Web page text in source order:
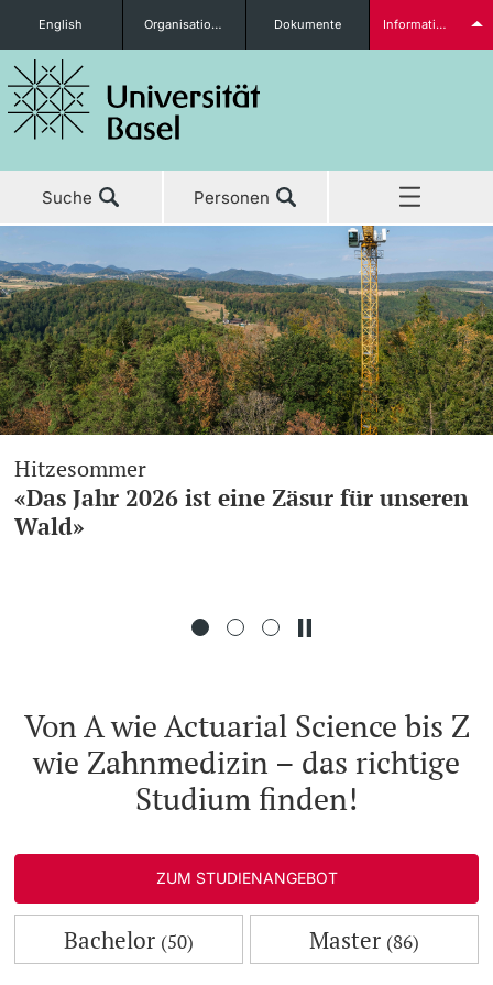
Studieninteressierte
weitere Informationen
Studierende
Fördernde & Alumni
English Organisationseinheiten Dokumente Informationen für...
Suche Personen
Aktuell
Studium
Forschung
Lehre
Weiterbildung
Hitzesommer
«Das Jahr 2026 ist eine Zäsur für unseren
Wald»
Von A wie Actuarial Science bis Z
wie Zahnmedizin – das richtige
Studium finden!
ZUM STUDIENANGEBOT
Bachelor (50) Master (86)